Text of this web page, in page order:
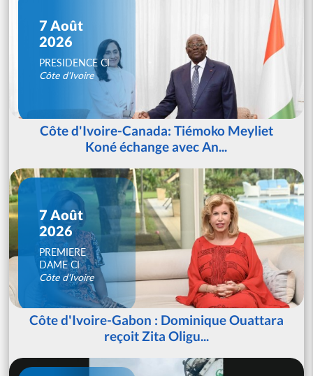
7 Août
2026
PRESIDENCE CI
Côte d'Ivoire
Côte d'Ivoire-Canada: Tiémoko Meyliet
Koné échange avec An...
7 Août
2026
PREMIERE
DAME CI
Côte d'Ivoire
Côte d'Ivoire-Gabon : Dominique Ouattara
reçoit Zita Oligu...